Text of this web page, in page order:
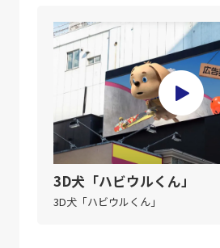
3D犬「ハビウルくん」
3D犬「ハビウルくん」